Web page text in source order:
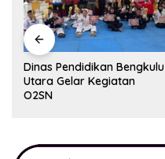
Dinas Pendidikan Bengkulu
Utara Gelar Kegiatan
O2SN